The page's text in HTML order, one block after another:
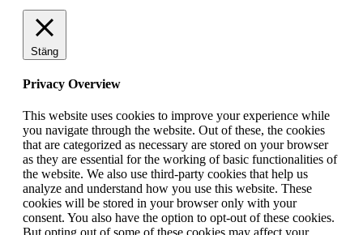
Stäng
Privacy Overview
This website uses cookies to improve your experience while
you navigate through the website. Out of these, the cookies
that are categorized as necessary are stored on your browser
as they are essential for the working of basic functionalities of
the website. We also use third-party cookies that help us
analyze and understand how you use this website. These
cookies will be stored in your browser only with your
consent. You also have the option to opt-out of these cookies.